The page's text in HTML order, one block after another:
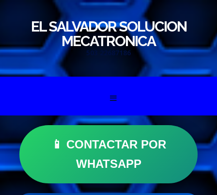
EL SALVADOR SOLUCION
MECATRONICA
503 22687186
Skip to content
📱 CONTACTAR POR
WHATSAPP